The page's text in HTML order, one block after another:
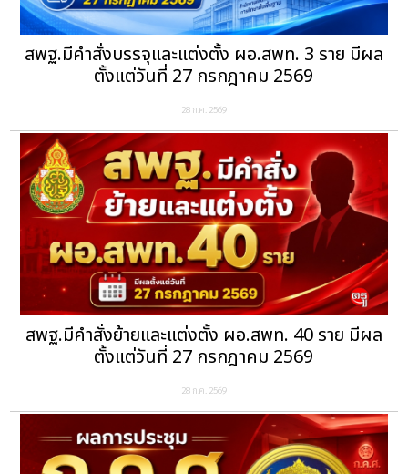
สพฐ.มีคำสั่งบรรจุและแต่งตั้ง ผอ.สพท. 3 ราย มีผล
ตั้งแต่วันที่ 27 กรกฎาคม 2569
28 ก.ค. 2569
สพฐ.มีคำสั่งย้ายและแต่งตั้ง ผอ.สพท. 40 ราย มีผล
ตั้งแต่วันที่ 27 กรกฎาคม 2569
28 ก.ค. 2569